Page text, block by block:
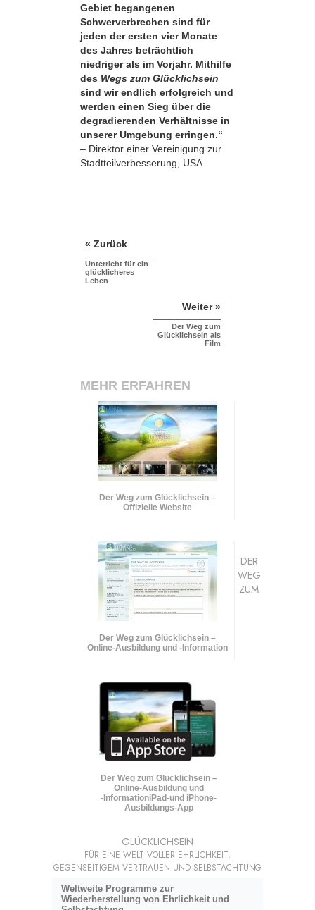
Gebiet begangenen
Schwerverbrechen sind für
jeden der ersten vier Monate
des Jahres beträchtlich
niedriger als im Vorjahr. Mithilfe
des Wegs zum Glücklichsein
sind wir endlich erfolgreich und
werden einen Sieg über die
degradierenden Verhältnisse in
unserer Umgebung erringen.“
– Direktor einer Vereinigung zur
Stadtteilverbesserung, USA
« Zurück
Unterricht für ein
glücklicheres
Leben
Weiter »
Der Weg zum
Glücklichsein als
Film
MEHR ERFAHREN
Der Weg zum Glücklichsein –
Offizielle Website
Der Weg zum Glücklichsein –
Online-Ausbildung und -Information
Der Weg zum Glücklichsein –
Online-Ausbildung und
-InformationiPad-und iPhone-
Ausbildungs-App
DER
WEG
ZUM
GLÜCKLICHSEIN
FÜR EINE WELT VOLLER EHRLICHKEIT,
GEGENSEITIGEM VERTRAUEN UND SELBSTACHTUNG
Weltweite Programme zur
Wiederherstellung von Ehrlichkeit und